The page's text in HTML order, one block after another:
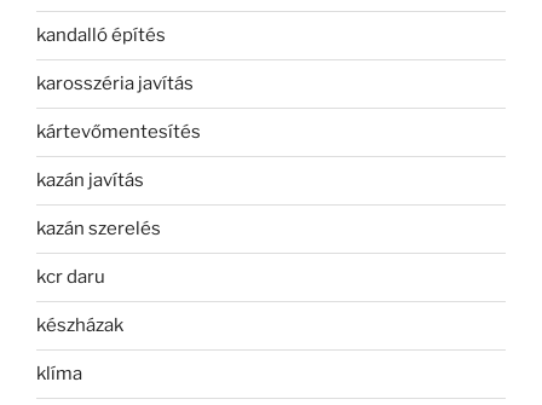
kandalló építés
karosszéria javítás
kártevőmentesítés
kazán javítás
kazán szerelés
kcr daru
készházak
klíma